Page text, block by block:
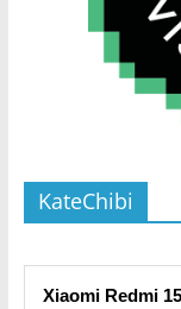
KateChibi